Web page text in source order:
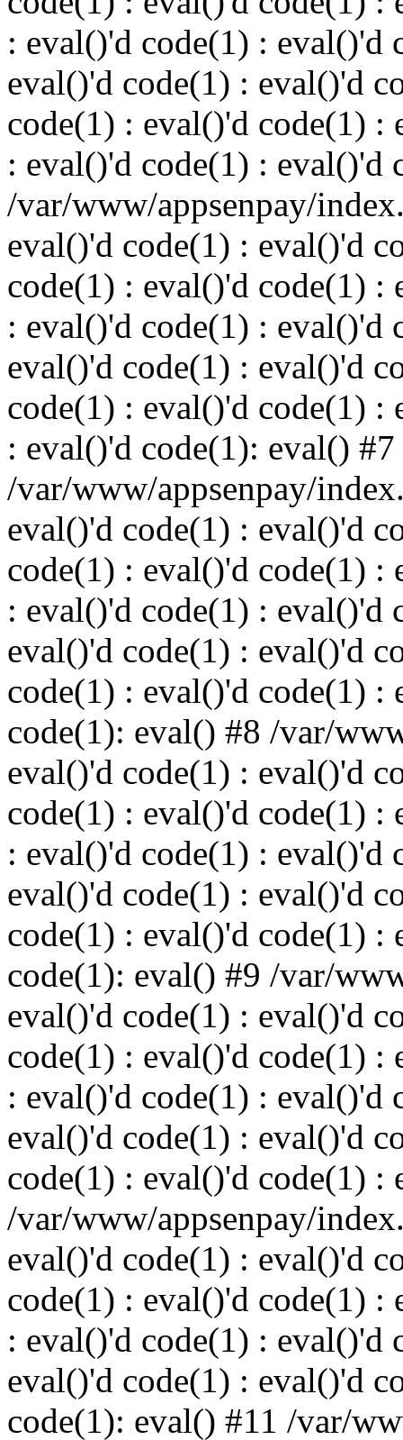
: eval()'d code(1) : eval()'d
eval()'d code(1) : eval()'d
code(1) : eval()'d code(1) :
: eval()'d code(1) : eval()'d
/var/www/appsenpay/
eval()'d code(1) : eval()'d
code(1) : eval()'d code(1) :
: eval()'d code(1) : eval()'d
eval()'d code(1) : eval()'d
code(1) : eval()'d code(1) :
: eval()'d code(1): eval() #7
/var/www/appsenpay/
eval()'d code(1) : eval()'d
code(1) : eval()'d code(1) :
: eval()'d code(1) : eval()'d
eval()'d code(1) : eval()'d
code(1) : eval()'d code(1) :
code(1): eval() #8 /var/
eval()'d code(1) : eval()'d
code(1) : eval()'d code(1) :
: eval()'d code(1) : eval()'d
eval()'d code(1) : eval()'d
code(1) : eval()'d code(1) :
code(1): eval() #9 /var/
eval()'d code(1) : eval()'d
code(1) : eval()'d code(1) :
: eval()'d code(1) : eval()'d
eval()'d code(1) : eval()'d
code(1) : eval()'d code(1) :
/var/www/appsenpay/
eval()'d code(1) : eval()'d
code(1) : eval()'d code(1) :
: eval()'d code(1) : eval()'d
eval()'d code(1) : eval()'d
code(1): eval() #11 /var/